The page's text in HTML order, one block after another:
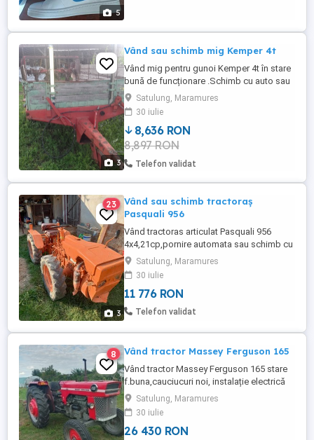
5
3
Vând sau schimb mig Kemper 4t
Vând mig pentru gunoi Kemper 4t în stare
bună de funcționare .Schimb cu auto sau
utilaje.Satulung, Maramures
30 iulie
8,636 RON
8,897 RON
Telefon validat
3
23
Vând sau schimb tractoraș
Pasquali 956
Vând tractoras articulat Pasquali 956
4x4,21cp,pornire automata sau schimb cu
tractor.Satulung, Maramures
30 iulie
11 776 RON
Telefon validat
8 Vând tractor Massey Ferguson 165
Vând tractor Massey Ferguson 165 stare
f.buna,cauciucuri noi, instalație electrică
nouă,60cp, motor Pornire și funcționare
ireproșabilă.Motor în 4. Schimb cu utilaje.
Satulung, Maramures
30 iulie
26 430 RON